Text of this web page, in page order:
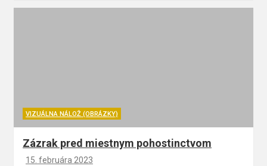
VIZUÁLNA NÁLOŽ (OBRÁZKY)
Zázrak pred miestnym pohostinctvom
15. februára 2023